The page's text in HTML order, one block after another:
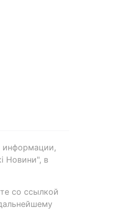
информации,
Новини", в
со ссылкой